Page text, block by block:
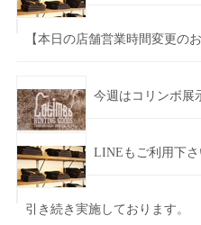
【本日の店舗営業時間変更の
今週はコリンボ展
LINEもご利用下さ
引き続き実施しております。